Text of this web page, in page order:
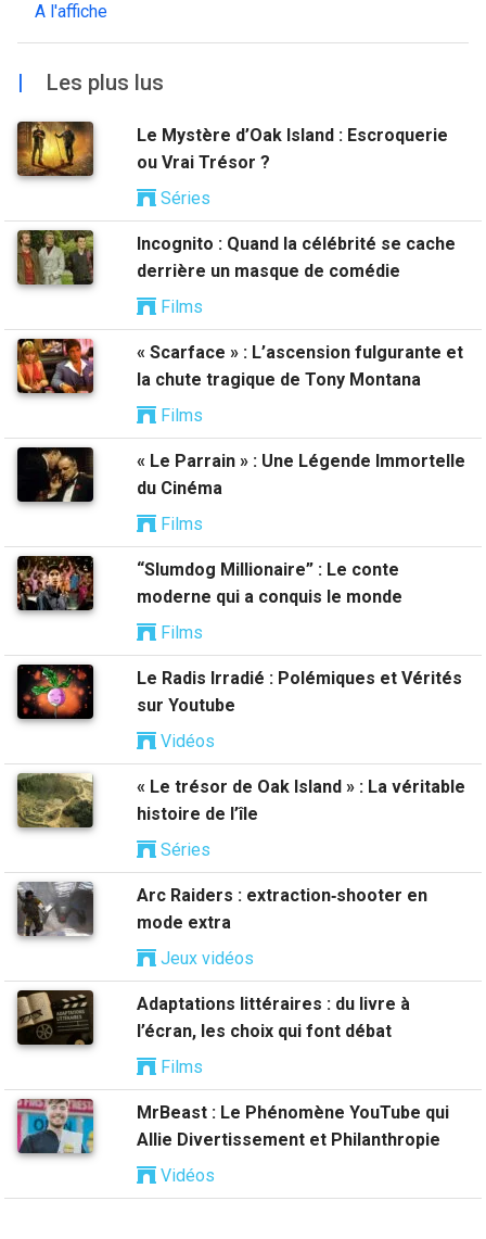
A l'affiche
| Les plus lus
Le Mystère d’Oak Island : Escroquerie
ou Vrai Trésor ?
Séries
Incognito : Quand la célébrité se cache
derrière un masque de comédie
Films
« Scarface » : L’ascension fulgurante et
la chute tragique de Tony Montana
Films
« Le Parrain » : Une Légende Immortelle
du Cinéma
Films
“Slumdog Millionaire” : Le conte
moderne qui a conquis le monde
Films
Le Radis Irradié : Polémiques et Vérités
sur Youtube
Vidéos
« Le trésor de Oak Island » : La véritable
histoire de l’île
Séries
Arc Raiders : extraction‑shooter en
mode extra
Jeux vidéos
Adaptations littéraires : du livre à
l’écran, les choix qui font débat
Films
MrBeast : Le Phénomène YouTube qui
Allie Divertissement et Philanthropie
Vidéos